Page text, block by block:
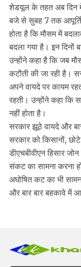
शेडयूल के तहत अब दिन
बजे से सुबह 7 तक आपूर्ति
होता है कि मौसम में
बदला गया है। इन
उन्होंने कहा है कि जब
कटौती की जा रही है।
अपने वायदे पर कायम
रहती। उन्होंने कहा कि
नहीं होता है।
सरकार झूठे वायदे और
सरकार को किसानों, छोटे
डीएचबीवीएन हिसार
संकट का सामना करना
अघोषित कट का भी
और बार बार बहकावे में